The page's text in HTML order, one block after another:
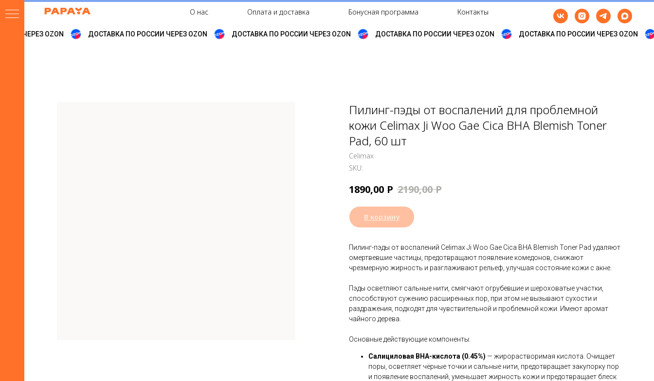
О нас Оплата и доставка Бонусная программа Контакты
ЧЕРЕЗ OZON ДОСТАВКА ПО РОССИИ ЧЕРЕЗ OZON ДОСТАВКА ПО РОССИИ ЧЕРЕЗ OZON ДОСТАВКА ПО РОССИИ ЧЕРЕЗ OZON ДОСТАВКА ПО РОССИИ ЧЕРЕЗ OZON
Пилинг-пэды от воспалений для проблемной
кожи Celimax Ji Woo Gae Cica BHA Blemish Toner
Pad, 60 шт
Celimax
SKU:
1890,00 Р 2190,00 Р
В корзину
Пилинг-пэды от воспалений Celimax Ji Woo Gae Cica BHA Blemish Toner Pad удаляют
омертвевшие частицы, предотвращают появление комедонов, снижают
чрезмерную жирность и разглаживают рельеф, улучшая состояние кожи с акне.
Пэды осветляют сальные нити, смягчают огрубевшие и шероховатые участки,
способствуют сужению расширенных пор, при этом не вызывают сухости и
раздражения, подходят для чувствительной и проблемной кожи. Имеют аромат
чайного дерева.
Основные действующие компоненты:
Салициловая BHA-кислота (0.45%) — жирорастворимая кислота. Очищает
поры, осветляет чёрные точки и сальные нити, предотвращает закупорку пор
и появление воспалений, уменьшает жирность кожи и предотвращает блеск